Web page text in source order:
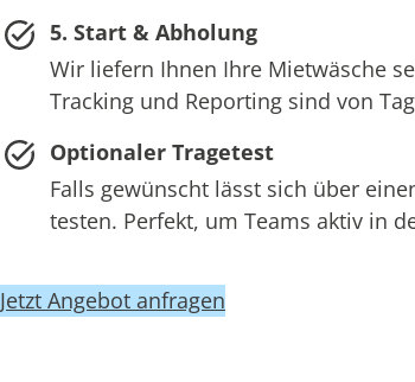
5. Start & Abholung
Wir liefern Ihnen Ihre Mietwäsche
Tracking und Reporting sind von
Optionaler Tragetest
Falls gewünscht lässt sich über
testen. Perfekt, um Teams aktiv in
Jetzt Angebot anfragen